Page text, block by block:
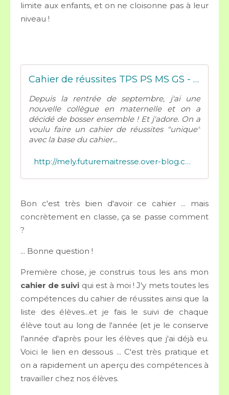
limite aux enfants, et on ne cloisonne pas à leur
niveau !
Cahier de réussites TPS PS MS GS - Mes tresses Dézécolles
Depuis la rentrée de septembre, j'ai une
nouvelle collègue en maternelle et on a
décidé de bosser ensemble ! Et j'adore. On a
voulu faire un cahier de réussites "unique"
avec la base du cahier...
http://mely.futuremaitresse.over-blog.com/2017/02/cahier-de-reussites-tps-ps-ms-gs.html
Bon c'est très bien d'avoir ce cahier ... mais
concrètement en classe, ça se passe comment
?
... Bonne question !
Première chose, je construis tous les ans mon
cahier de suivi qui est à moi ! J'y mets toutes les
compétences du cahier de réussites ainsi que la
liste des élèves...et je fais le suivi de chaque
élève tout au long de l'année (et je le conserve
l'année d'après pour les élèves que j'ai déjà eu.
Voici le lien en dessous ... C'est très pratique et
on a rapidement un aperçu des compétences à
travailler chez nos élèves.